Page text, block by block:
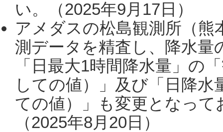
い。（2025年9月17日）
アメダスの松島観測所（熊
測データを精査し、降水
「日最大1時間降水量」の
しての値）」及び「日降
ての値）」も変更となっ
（2025年8月20日）